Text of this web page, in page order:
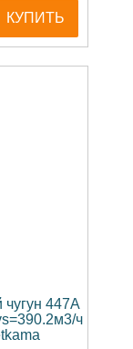
КУПИТЬ
447A
ч